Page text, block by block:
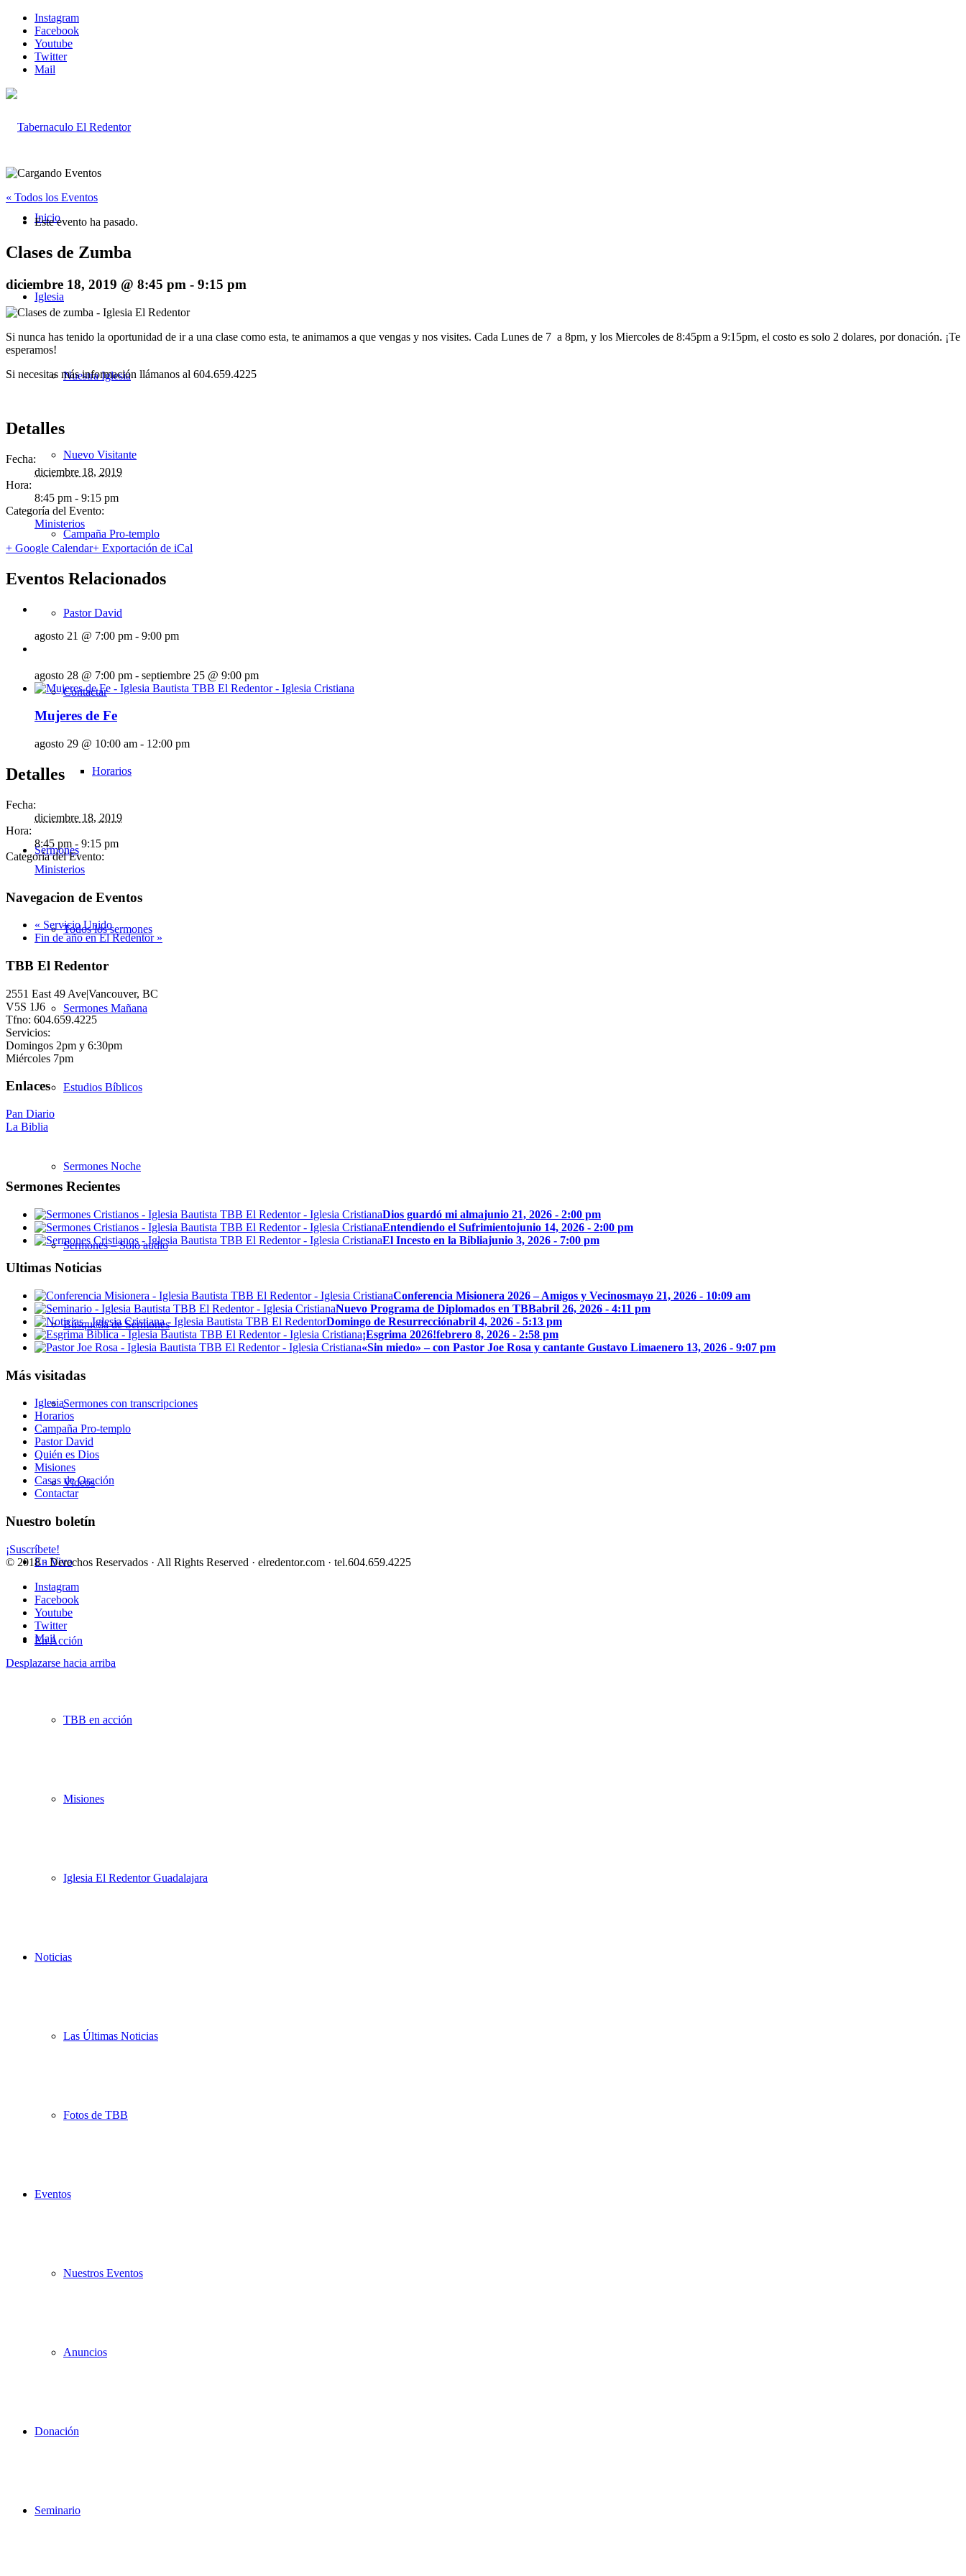
Instagram
Facebook
Youtube
Twitter
Mail
Inicio
Iglesia
Nuestra Iglesia
Nuevo Visitante
Campaña Pro-templo
Pastor David
Contactar
Horarios
Sermones
Todos los sermones
Sermones Mañana
Estudios Bíblicos
Sermones Noche
Sermones – Solo audio
Búsqueda de Sermones
Sermones con transcripciones
Videos
En Vivo
En Acción
TBB en acción
Misiones
Iglesia El Redentor Guadalajara
Noticias
Las Últimas Noticias
Fotos de TBB
Eventos
Nuestros Eventos
Anuncios
Donación
Seminario
« Todos los Eventos
Este evento ha pasado.
Clases de Zumba
diciembre 18, 2019 @ 8:45 pm - 9:15 pm
Si nunca has tenido la oportunidad de ir a una clase como esta, te animamos a que vengas y nos visites. Cada Lunes de 7 a 8pm, y los Miercoles de 8:45pm a 9:15pm, el costo es solo 2 dolares, por donación. ¡Te
esperamos!
Si necesitas más información llámanos al 604.659.4225
Detalles
Fecha:
diciembre 18, 2019
Hora:
8:45 pm - 9:15 pm
Categoría del Evento:
Ministerios
+ Google Calendar+ Exportación de iCal
Eventos Relacionados
agosto 21 @ 7:00 pm - 9:00 pm
agosto 28 @ 7:00 pm - septiembre 25 @ 9:00 pm
Mujeres de Fe
agosto 29 @ 10:00 am - 12:00 pm
Detalles
Fecha:
diciembre 18, 2019
Hora:
8:45 pm - 9:15 pm
Categoría del Evento:
Ministerios
Navegacion de Eventos
« Servicio Unido
Fin de año en El Redentor »
TBB El Redentor
2551 East 49 Ave|Vancouver, BC
V5S 1J6
Tfno: 604.659.4225
Servicios:
Domingos 2pm y 6:30pm
Miércoles 7pm
Enlaces
Pan Diario
La Biblia
Sermones Recientes
Dios guardó mi almajunio 21, 2026 - 2:00 pm
Entendiendo el Sufrimientojunio 14, 2026 - 2:00 pm
El Incesto en la Bibliajunio 3, 2026 - 7:00 pm
Ultimas Noticias
Conferencia Misionera 2026 – Amigos y Vecinosmayo 21, 2026 - 10:09 am
Nuevo Programa de Diplomados en TBBabril 26, 2026 - 4:11 pm
Domingo de Resurrecciónabril 4, 2026 - 5:13 pm
¡Esgrima 2026!febrero 8, 2026 - 2:58 pm
«Sin miedo» – con Pastor Joe Rosa y cantante Gustavo Limaenero 13, 2026 - 9:07 pm
Más visitadas
Iglesia
Horarios
Campaña Pro-templo
Pastor David
Quién es Dios
Misiones
Casas de Oración
Contactar
Nuestro boletín
¡Suscríbete!
© 2018 · Derechos Reservados · All Rights Reserved · elredentor.com · tel.604.659.4225
Instagram
Facebook
Youtube
Twitter
Mail
Desplazarse hacia arriba